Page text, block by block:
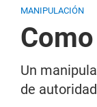
MANIPULACIÓN
Un
de